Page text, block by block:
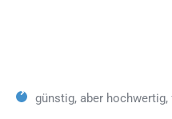
günstig, aber